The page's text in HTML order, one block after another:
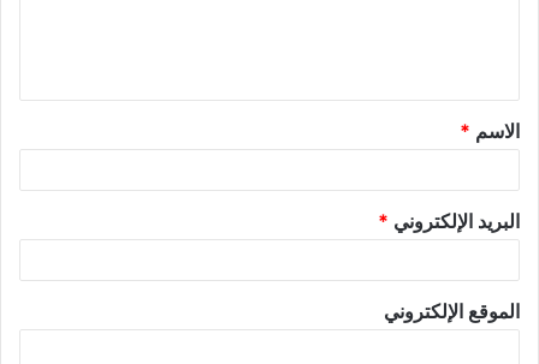
الاسم *
البريد الإلكتروني *
الموقع الإلكتروني